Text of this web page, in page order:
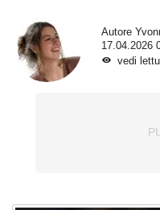
Autore
17.04.2026
vedi